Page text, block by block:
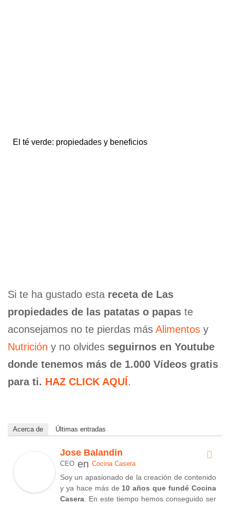
El té verde: propiedades y beneficios
Si te ha gustado esta receta de Las
propiedades de las patatas o papas te
aconsejamos no te pierdas más Alimentos y
Nutrición y no olvides seguirnos en Youtube
donde tenemos más de 1.000 Vídeos gratis
para ti. HAZ CLICK AQUÍ.
Acerca de Últimas entradas
Jose Balandin
CEO en Cocina Casera
Soy un apasionado de la creación de contenido
y ya hace más de 10 años que fundé Cocina
Casera . En este tiempo hemos conseguido ser